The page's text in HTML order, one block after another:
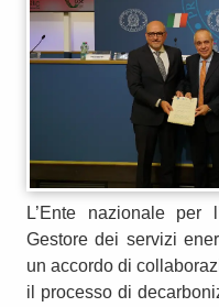
L’Ente nazionale per
Gestore dei servizi
un accordo di
il processo di